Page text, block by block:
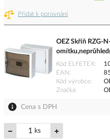
Přidat k porovnání
OEZ Skříň RZG-
Kód ELFETEX
EAN
Kód výrobce
Značka
Cena s DPH
ks